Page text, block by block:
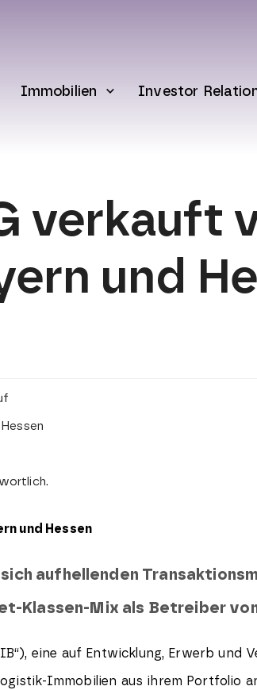
Immobilien Investor
verkauft
und
und Hessen
aufhellenden
Klassen-Mix als Betreiber
eine auf Entwicklung, Erwerb und
Immobilien aus ihrem Portfolio